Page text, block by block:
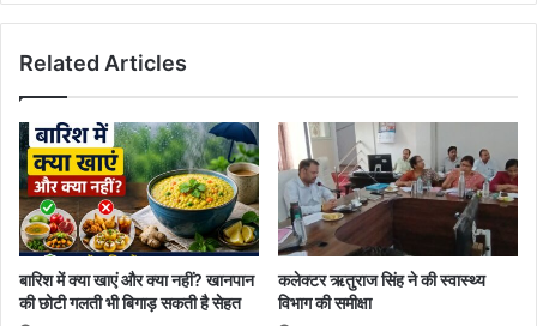
कार्य
Related Articles
बारिश में क्या खाएं और क्या नहीं? खानपान
की छोटी गलती भी बिगाड़ सकती है सेहत
कलेक्टर ऋतुराज सिंह ने की स्वास्थ्य
विभाग की समीक्षा